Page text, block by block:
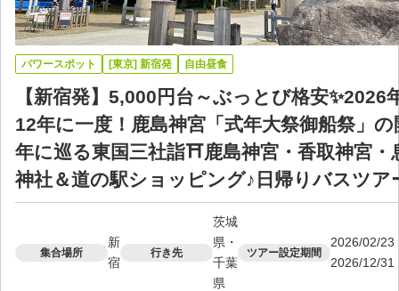
パワースポット [東京] 新宿発 自由昼食
【新宿発】5,000円台～ぶっとび格安✨2026
12年に一度！鹿島神宮「式年大祭御船祭」の
年に巡る東国三社詣⛩鹿島神宮・香取神宮・
神社＆道の駅ショッピング♪日帰りバスツア
集合場所
新
宿
行き先
茨城
県・
千葉
県
ツアー設定期間
2026/02/23
2026/12/31